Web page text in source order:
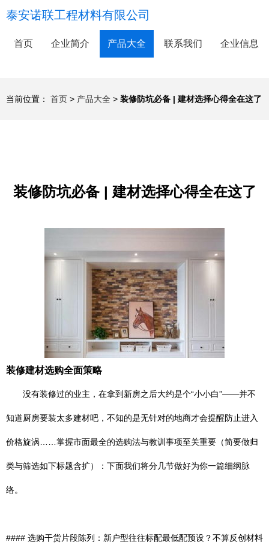
泰安诺联工程材料有限公司
首页 企业简介 产品大全 联系我们 企业信息
当前位置： 首页 > 产品大全 > 装修防坑必备 | 建材选择心得全在这了
装修防坑必备 | 建材选择心得全在这了
装修建材选购全面策略
没有装修过的业主，在拿到新房之后大约是个“小小白”——并不
知道厨房要装太多建材吧，不知的是无针对的地商才会提醒防止进入
价格旋涡……掌握市面最全的选购法与教训事项至关重要（简要做归
类与筛选如下标题含扩）：下面我们将分几节做好为你一篇细纲脉
络。
#### 选购干货片段陈列：新户型往往标配最低配预设？不算反创材料